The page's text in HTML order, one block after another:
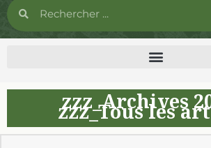
zzz_Archives
zzz_Tous les